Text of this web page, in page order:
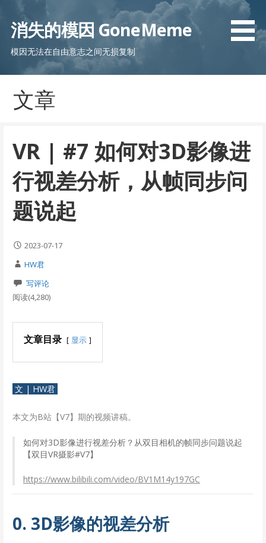
消失的模因 GoneMeme
模因无法在自由意志之间无损复制
文章
VR | #7 如何对3D影像进
行视差分析，从帧同步问
题说起
2023-07-17
HW君
写评论
阅读(4,280)
文章目录 显示
文 | HW君
本文为B站【V7】期的视频讲稿。
如何对3D影像进行视差分析？从双目相机的帧同步问题说起
【双目VR摄影#V7】
https://www.bilibili.com/video/BV1M14y197GC
0. 3D影像的视差分析